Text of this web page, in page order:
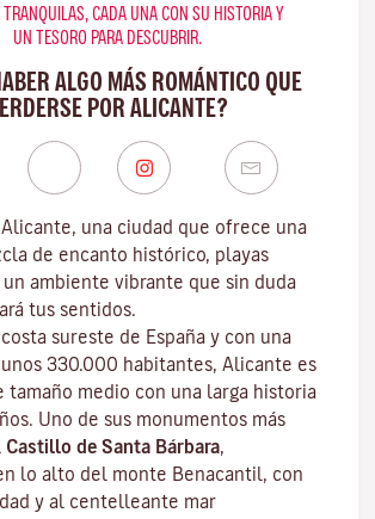
TRANQUILAS, CADA UNA CON SU HISTORIA Y
UN TESORO PARA DESCUBRIR.
ALGO MÁS ROMÁNTICO QUE
POR ALICANTE?
una ciudad que ofrece una
de encanto histórico, playas
ambiente vibrante que sin duda
tus sentidos.
sureste de España y con una
330.000 habitantes, Alicante es
tamaño medio con una larga historia
Uno de sus monumentos más
Castillo de Santa Bárbara,
lo alto del monte Benacantil, con
y al centelleante mar